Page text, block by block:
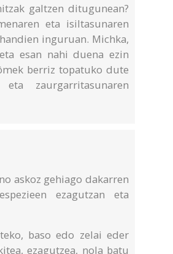
galtzen ditugunean?
eta isiltasunaren
inguruan. Michka,
esan nahi duena ezin
berriz topatuko dute
zaurgarritasunaren
askoz gehiago dakarren
ezagutzan eta
baso edo zelai eder
ezagutzea, nola batu